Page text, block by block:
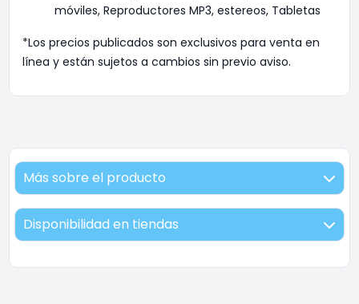
móviles, Reproductores MP3, estereos, Tabletas
*Los precios publicados son exclusivos para venta en
línea y están sujetos a cambios sin previo aviso.
Más sobre el producto
Disponibilidad en tiendas